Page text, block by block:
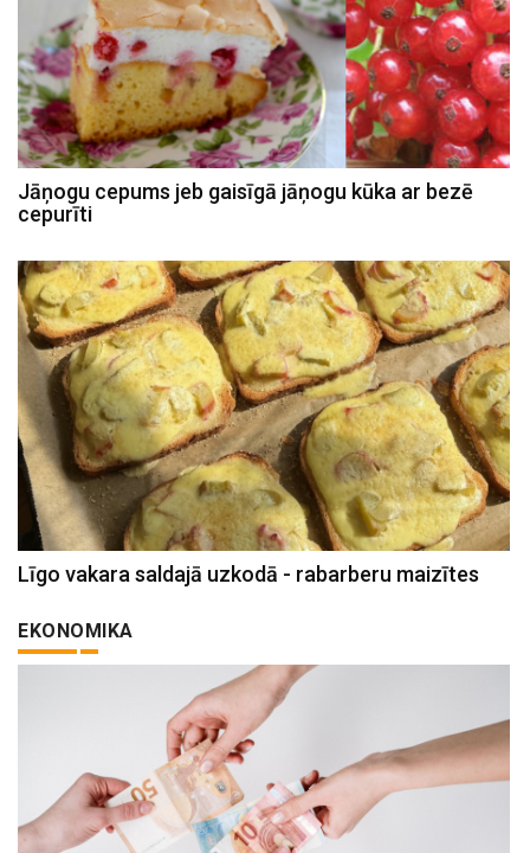
Jāņogu cepums jeb gaisīgā jāņogu kūka ar bezē
cepurīti
Līgo vakara saldajā uzkodā - rabarberu maizītes
EKONOMIKA